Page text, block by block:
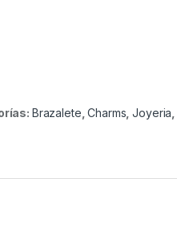
Brazalete ,Charms ,Joyeria